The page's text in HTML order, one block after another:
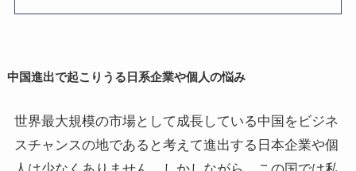
中国進出で起こりうる日系企業や個人の悩み
世界最大規模の市場として成長している中国をビジネ
スチャンスの地であると考えて進出する日本企業や個